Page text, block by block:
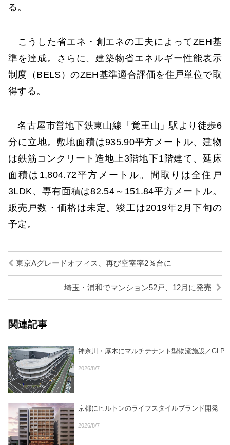
る。
こうした省エネ・創エネの工夫によってZEH基
準を達成。さらに、建築物省エネルギー性能表示
制度（BELS）のZEH基準適合評価を住戸単位で取
得する。
名古屋市営地下鉄東山線「覚王山」駅より徒歩6
分に立地。敷地面積は935.90平方メートル、建物
は鉄筋コンクリート造地上3階地下1階建て、延床
面積は1,804.72平方メートル。間取りは全住戸
3LDK、専有面積は82.54～151.84平方メートル。
販売戸数・価格は未定。竣工は2019年2月下旬の
予定。
東京Aグレードオフィス、再び空室率2％台に
埼玉・浦和でマンション52戸、12月に発売
関連記事
神奈川・厚木にマルチテナント型物流施設／GLP
2026/8/7
京都にヒルトンのライフスタイルブランド開発
2026/8/7